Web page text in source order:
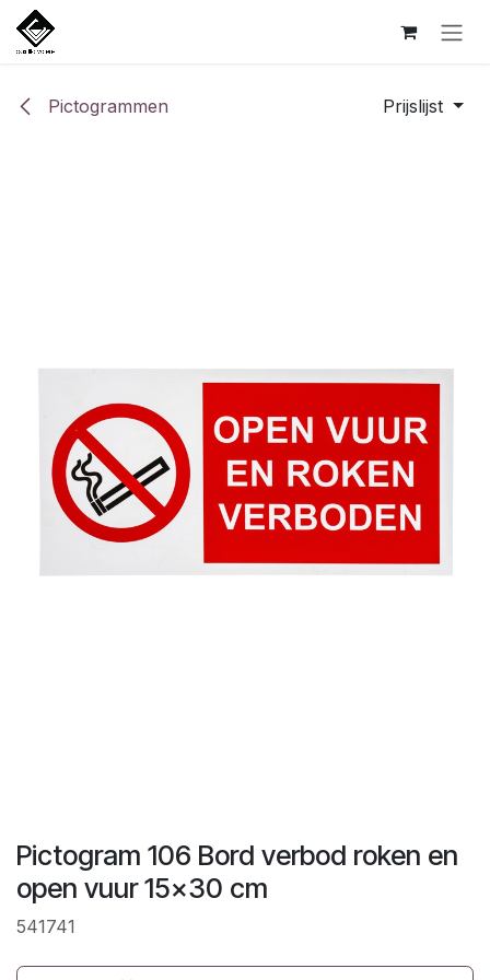
Overslaan naar inhoud
Pictogrammen Prijslijst
Pictogram 106 Bord verbod roken en
open vuur 15x30 cm
541741